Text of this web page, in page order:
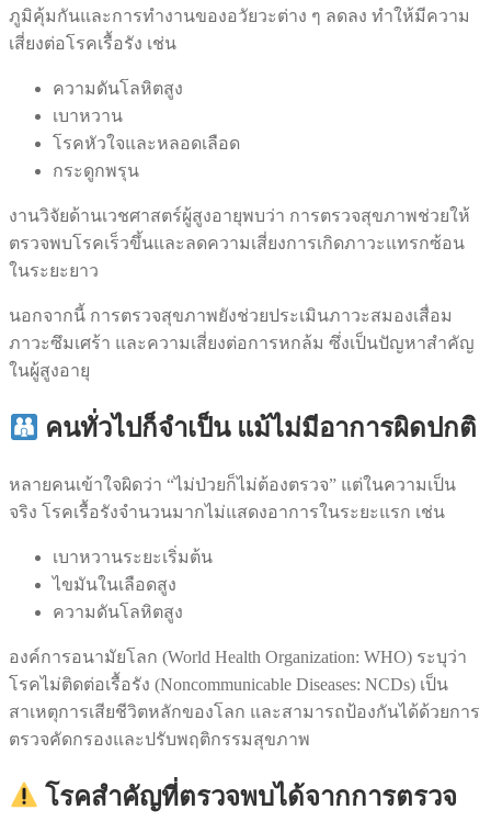
ภูมิคุ้มกันและการทำงานของอวัยวะต่าง ๆ ลดลง ทำให้มีความ
เสี่ยงต่อโรคเรื้อรัง เช่น
ความดันโลหิตสูง
เบาหวาน
โรคหัวใจและหลอดเลือด
กระดูกพรุน
งานวิจัยด้านเวชศาสตร์ผู้สูงอายุพบว่า การตรวจสุขภาพช่วยให้
ตรวจพบโรคเร็วขึ้นและลดความเสี่ยงการเกิดภาวะแทรกซ้อน
ในระยะยาว
นอกจากนี้ การตรวจสุขภาพยังช่วยประเมินภาวะสมองเสื่อม
ภาวะซึมเศร้า และความเสี่ยงต่อการหกล้ม ซึ่งเป็นปัญหาสำคัญ
ในผู้สูงอายุ
คนทั่วไปก็จำเป็น แม้ไม่มีอาการผิดปกติ
หลายคนเข้าใจผิดว่า “ไม่ป่วยก็ไม่ต้องตรวจ” แต่ในความเป็น
จริง โรคเรื้อรังจำนวนมากไม่แสดงอาการในระยะแรก เช่น
เบาหวานระยะเริ่มต้น
ไขมันในเลือดสูง
ความดันโลหิตสูง
องค์การอนามัยโลก (World Health Organization: WHO) ระบุว่า
โรคไม่ติดต่อเรื้อรัง (Noncommunicable Diseases: NCDs) เป็น
สาเหตุการเสียชีวิตหลักของโลก และสามารถป้องกันได้ด้วยการ
ตรวจคัดกรองและปรับพฤติกรรมสุขภาพ
โรคสำคัญที่ตรวจพบได้จากการตรวจ